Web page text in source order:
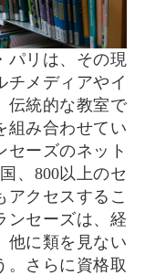
パリは、その現
チメディアやイ
伝統的な教室で
組み合わせてい
セーズのネット
、800以上のセ
アクセスするこ
ンセーズは、経
他に類を見ない
。さらに資格取